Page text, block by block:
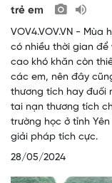
trẻ em
VOV4.VOV.VN -
có nhiều thời gian để
cao khó khăn còn
các em, nên đây
thương tích hay đuối
tai nạn thương tích
trường học ở tỉnh
giải pháp tích cực.
28/05/2024